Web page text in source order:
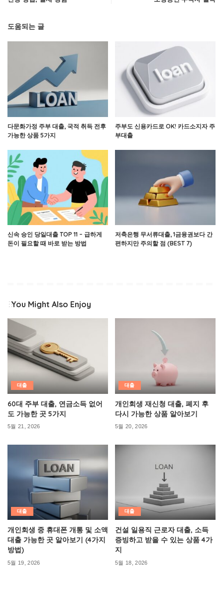
도움되는 글
다문화가정 주부 대출, 국적 취득 전후
가능한 상품 5가지
주부도 신용카드로 OK! 카드소지자 주
부대출
신속 승인 당일대출 TOP 11 – 급하게
돈이 필요할 때 바로 받는 방법
저축은행 무서류대출, 1금융권보다 간
편하지만 주의할 점 (BEST 7)
You Might Also Enjoy
대출
60대 주부 대출, 연금소득 없어
도 가능한 곳 5가지
5월 21, 2026
대출
개인회생 재신청 대출, 폐지 후
다시 가능한 상품 알아보기
5월 20, 2026
대출
개인회생 중 휴대폰 개통 및 소액
대출 가능한 곳 알아보기 (4가지
방법)
5월 19, 2026
대출
건설 일용직 근로자 대출, 소득
증빙하고 받을 수 있는 상품 4가
지
5월 18, 2026